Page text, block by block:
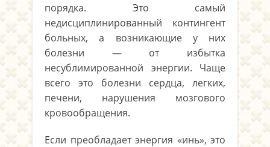
порядка. Это самый
недисциплинированный контингент
больных, а возникающие у них
болезни — от избытка
несублимированной энергии. Чаще
всего это болезни сердца, легких,
печени, наруше­ния мозгового
кровообращения.
Если преобладает энергия «инь», это